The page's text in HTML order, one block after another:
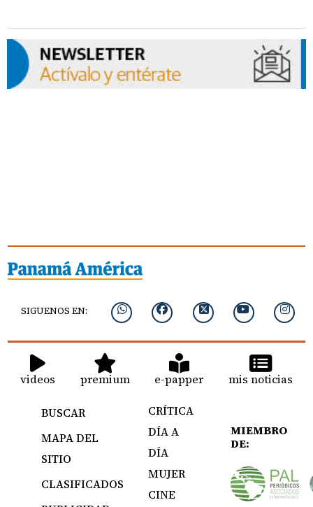
SIGUENOS EN:
videos premium e-papper mis noticias
BUSCAR
MAPA DEL
SITIO
CLASIFICADOS
CRÍTICA
DÍA A
DÍA
MUJER
CINE
MIEMBRO
DE: